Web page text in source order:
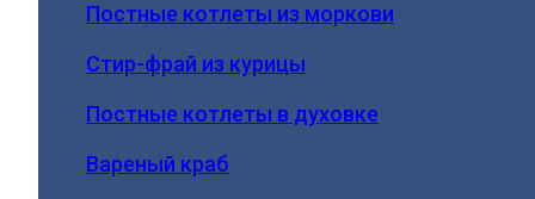
Постные котлеты из моркови
Стир-фрай из курицы
Постные котлеты в духовке
Вареный краб